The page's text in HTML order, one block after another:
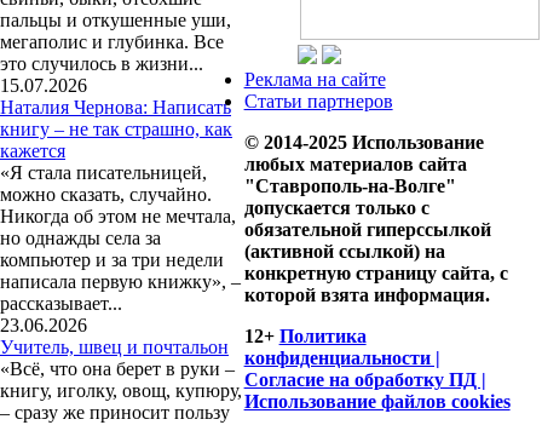
пальцы и откушенные уши,
мегаполис и глубинка. Все
это случилось в жизни...
15.07.2026
Наталия Чернова: Написать
книгу – не так страшно, как
кажется
«Я стала писательницей,
можно сказать, случайно.
Никогда об этом не мечтала,
но однажды села за
компьютер и за три недели
написала первую книжку», –
рассказывает...
23.06.2026
Учитель, швец и почтальон
«Всё, что она берет в руки –
книгу, иголку, овощ, купюру,
– сразу же приносит пользу
Реклама на сайте
Статьи партнеров
© 2014-2025 Использование
любых материалов сайта
"Ставрополь-на-Волге"
допускается только с
обязательной гиперссылкой
(активной ссылкой) на
конкретную страницу сайта, с
которой взята информация.
12+ Политика
конфиденциальности |
Согласие на обработку ПД |
Использование файлов cookies